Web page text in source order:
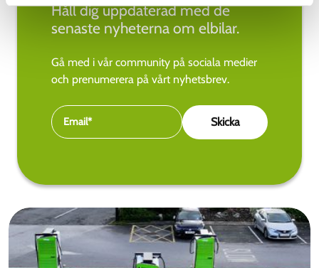
Håll dig uppdaterad med de
senaste nyheterna om elbilar.
Gå med i vår community på sociala medier
och prenumerera på vårt nyhetsbrev.